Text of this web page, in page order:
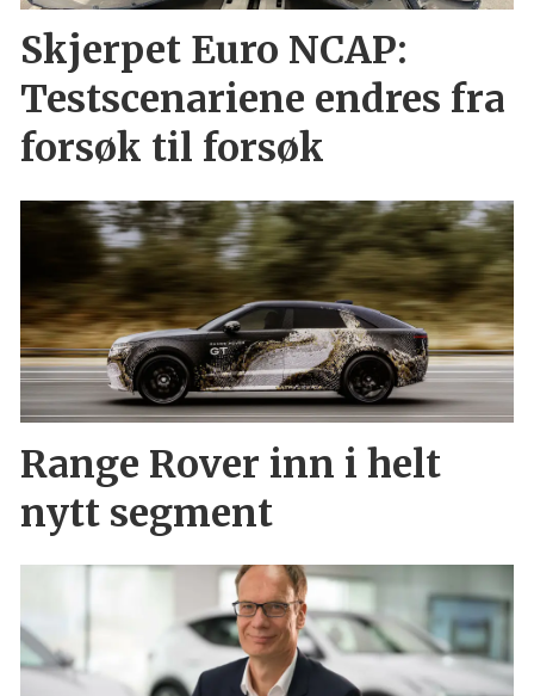
Skjerpet Euro NCAP:
Testscenariene endres fra
forsøk til forsøk
Range Rover inn i helt
nytt segment